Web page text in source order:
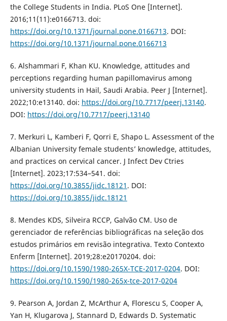
the College Students in India. PLoS One [Internet].
2016;11(11):e0166713. doi:
https://doi.org/10.1371/journal.pone.0166713. DOI:
https://doi.org/10.1371/journal.pone.0166713
6. Alshammari F, Khan KU. Knowledge, attitudes and
perceptions regarding human papillomavirus among
university students in Hail, Saudi Arabia. Peer J [Internet].
2022;10:e13140. doi: https://doi.org/10.7717/peerj.13140.
DOI: https://doi.org/10.7717/peerj.13140
7. Merkuri L, Kamberi F, Qorri E, Shapo L. Assessment of the
Albanian University female students’ knowledge, attitudes,
and practices on cervical cancer. J Infect Dev Ctries
[Internet]. 2023;17:534–541. doi:
https://doi.org/10.3855/jidc.18121 . DOI:
https://doi.org/10.3855/jidc.18121
8. Mendes KDS, Silveira RCCP, Galvão CM. Uso de
gerenciador de referências bibliográficas na seleção dos
estudos primários em revisão integrativa. Texto Contexto
Enferm [Internet]. 2019;28:e20170204. doi:
https://doi.org/10.1590/1980-265X-TCE-2017-0204. DOI:
https://doi.org/10.1590/1980-265x-tce-2017-0204
9. Pearson A, Jordan Z, McArthur A, Florescu S, Cooper A,
Yan H, Klugarova J, Stannard D, Edwards D. Systematic